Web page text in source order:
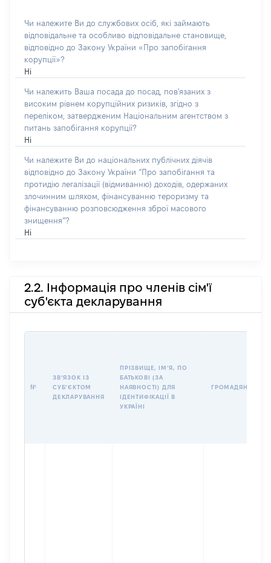
Чи належите Ви до службових осіб, які займають
відповідальне та особливо відповідальне становище,
відповідно до Закону України «Про запобігання
корупції»?
Ні
Чи належить Ваша посада до посад, пов'язаних з
високим рівнем корупційних ризиків, згідно з
переліком, затвердженим Національним агентством з
питань запобігання корупції?
Ні
Чи належите Ви до національних публічних діячів
відповідно до Закону України “Про запобігання та
протидію легалізації (відмиванню) доходів, одержаних
злочинним шляхом, фінансуванню тероризму та
фінансуванню розповсюдження зброї масового
знищення”?
Ні
2.2. Інформація про членів сім'ї
суб'єкта декларування
№
ЗВʼЯЗОК ІЗ
СУБʼЄКТОМ
ДЕКЛАРУВАННЯ
ПРІЗВИЩЕ, ІМʼЯ, ПО
БАТЬКОВІ (ЗА
НАЯВНОСТІ) ДЛЯ
ІДЕНТИФІКАЦІЇ В
УКРАЇНІ
ГРОМАДЯНСТВО